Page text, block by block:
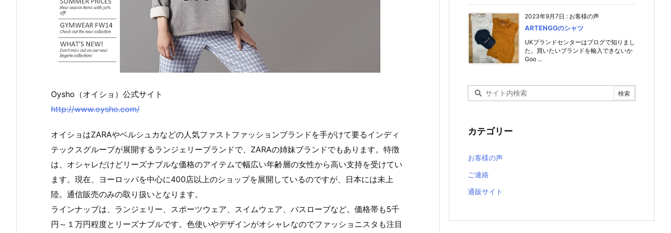
Oysho（オイショ）公式サイト
http://www.oysho.com/
オイショはZARAやベルシュカなどの人気ファストファッションブランドを手がけて要るインディ
テックスグループが展開するランジェリーブランドで、ZARAの姉妹ブランドでもあります。特徴
は、オシャレだけどリーズナブルな価格のアイテムで幅広い年齢層の女性から高い支持を受けてい
ます。現在、ヨーロッパを中心に400店以上のショップを展開しているのですが、日本には未上
陸。通信販売のみの取り扱いとなります。
ラインナップは、ランジェリー、スポーツウェア、スイムウェア、バスローブなど。価格帯も5千
円～１万円程度とリーズナブルです。色使いやデザインがオシャレなのでファッショニスタも注目
2023年9月7日 : お客様の声
ARTENGOのシャツ
UKブランドセンターはブログで知りまし
た。買いたいブランドを輸入できないか
Goo ...
カテゴリー
お客様の声
ご連絡
通販サイト